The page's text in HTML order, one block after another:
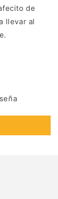
de
llevar al